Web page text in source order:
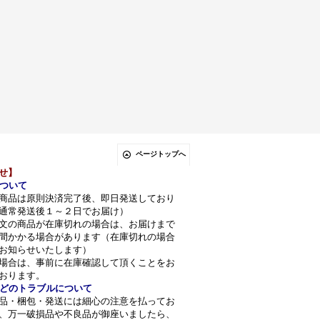
ページトップへ
】
いて
品は原則決済完了後、即日発送しており
常発送後１～２日でお届け）
の商品が在庫切れの場合は、お届けまで
かかる場合があります（在庫切れの場合
知らせいたします）
合は、事前に在庫確認して頂くことをお
ります。
のトラブルについて
・梱包・発送には細心の注意を払ってお
万一破損品や不良品が御座いましたら、